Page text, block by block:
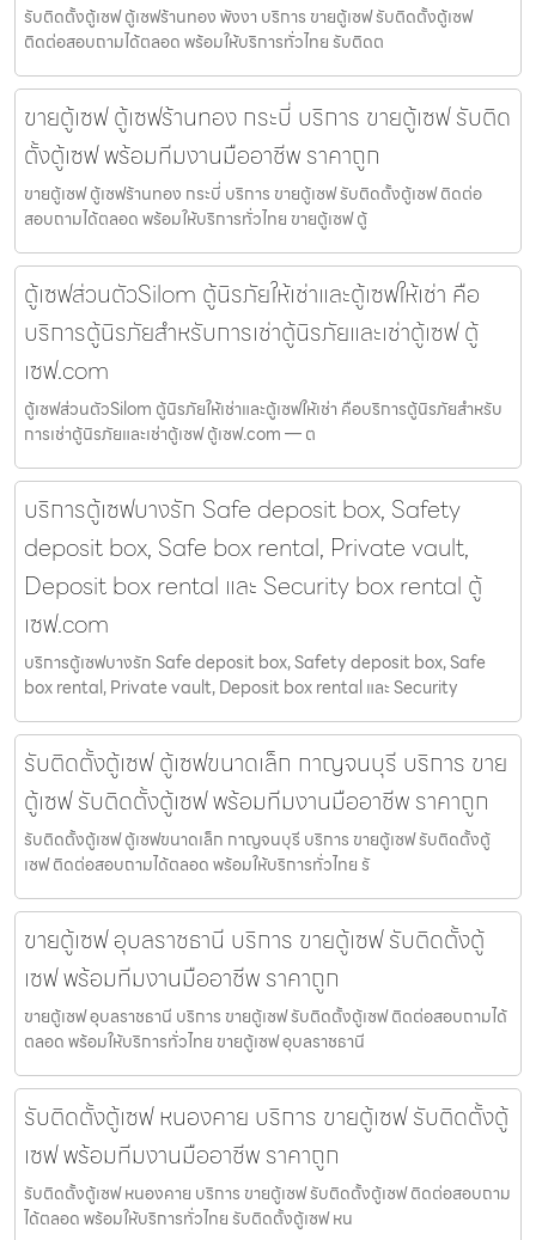
รับติดตั้งตู้เซฟ ตู้เซฟร้านทอง พังงา บริการ ขายตู้เซฟ รับติดตั้งตู้เซฟ
ติดต่อสอบถามได้ตลอด พร้อมให้บริการทั่วไทย รับติดต
ขายตู้เซฟ ตู้เซฟร้านทอง กระบี่ บริการ ขายตู้เซฟ รับติด
ตั้งตู้เซฟ พร้อมทีมงานมืออาชีพ ราคาถูก
ขายตู้เซฟ ตู้เซฟร้านทอง กระบี่ บริการ ขายตู้เซฟ รับติดตั้งตู้เซฟ ติดต่อ
สอบถามได้ตลอด พร้อมให้บริการทั่วไทย ขายตู้เซฟ ตู้
ตู้เซฟส่วนตัวSilom ตู้นิรภัยให้เช่าและตู้เซฟให้เช่า คือ
บริการตู้นิรภัยสำหรับการเช่าตู้นิรภัยและเช่าตู้เซฟ ตู้
เซฟ.com
ตู้เซฟส่วนตัวSilom ตู้นิรภัยให้เช่าและตู้เซฟให้เช่า คือบริการตู้นิรภัยสำหรับ
การเช่าตู้นิรภัยและเช่าตู้เซฟ ตู้เซฟ.com — ต
บริการตู้เซฟบางรัก Safe deposit box, Safety
deposit box, Safe box rental, Private vault,
Deposit box rental และ Security box rental ตู้
เซฟ.com
บริการตู้เซฟบางรัก Safe deposit box, Safety deposit box, Safe
box rental, Private vault, Deposit box rental และ Security
รับติดตั้งตู้เซฟ ตู้เซฟขนาดเล็ก กาญจนบุรี บริการ ขาย
ตู้เซฟ รับติดตั้งตู้เซฟ พร้อมทีมงานมืออาชีพ ราคาถูก
รับติดตั้งตู้เซฟ ตู้เซฟขนาดเล็ก กาญจนบุรี บริการ ขายตู้เซฟ รับติดตั้งตู้
เซฟ ติดต่อสอบถามได้ตลอด พร้อมให้บริการทั่วไทย รั
ขายตู้เซฟ อุบลราชธานี บริการ ขายตู้เซฟ รับติดตั้งตู้
เซฟ พร้อมทีมงานมืออาชีพ ราคาถูก
ขายตู้เซฟ อุบลราชธานี บริการ ขายตู้เซฟ รับติดตั้งตู้เซฟ ติดต่อสอบถามได้
ตลอด พร้อมให้บริการทั่วไทย ขายตู้เซฟ อุบลราชธานี
รับติดตั้งตู้เซฟ หนองคาย บริการ ขายตู้เซฟ รับติดตั้งตู้
เซฟ พร้อมทีมงานมืออาชีพ ราคาถูก
รับติดตั้งตู้เซฟ หนองคาย บริการ ขายตู้เซฟ รับติดตั้งตู้เซฟ ติดต่อสอบถาม
ได้ตลอด พร้อมให้บริการทั่วไทย รับติดตั้งตู้เซฟ หน